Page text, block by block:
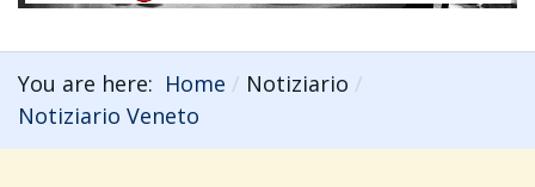
You are here: Home
Notiziario
Notiziario Veneto